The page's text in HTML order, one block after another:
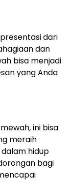
dari
dan
bisa menjadi
yang Anda
ini bisa
meraih
hidup
bagi